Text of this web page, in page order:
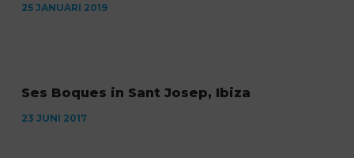
25 JANUARI 2019
Ses Boques in Sant Josep, Ibiza
23 JUNI 2017